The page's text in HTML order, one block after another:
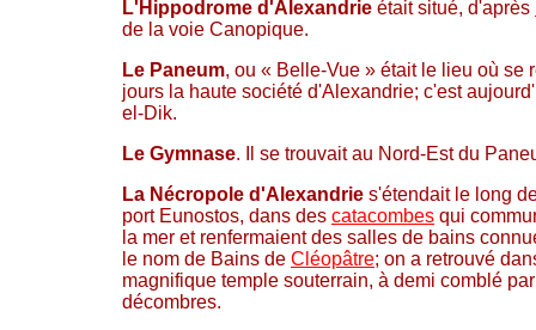
L'Hippodrome d'Alexandrie était situé, d'après
de la voie Canopique.
Le Paneum, ou « Belle-Vue » était le lieu où se
jours la haute société d'Alexandrie; c'est
el-Dik.
Le Gymnase. Il se trouvait au Nord-Est du
La Nécropole d'Alexandrie s'étendait le long
port Eunostos, dans des catacombes qui
la mer et renfermaient des salles de bains
le nom de Bains de Cléopâtre; on a retrouvé
magnifique temple souterrain, à demi comblé
décombres.